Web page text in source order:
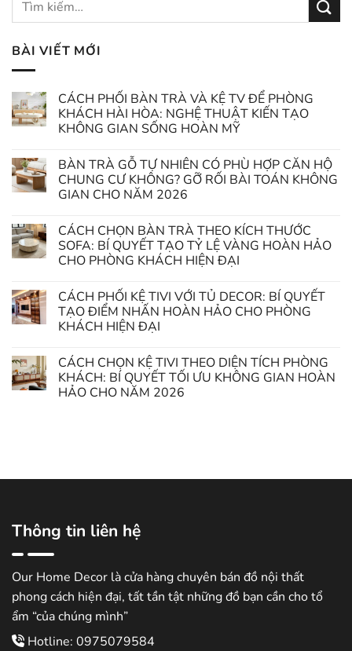
BÀI VIẾT MỚI
CÁCH PHỐI BÀN TRÀ VÀ KỆ TV ĐỂ PHÒNG
KHÁCH HÀI HÒA: NGHỆ THUẬT KIẾN TẠO
KHÔNG GIAN SỐNG HOÀN MỸ
BÀN TRÀ GỖ TỰ NHIÊN CÓ PHÙ HỢP CĂN HỘ
CHUNG CƯ KHÔNG? GỠ RỐI BÀI TOÁN KHÔNG
GIAN CHO NĂM 2026
CÁCH CHỌN BÀN TRÀ THEO KÍCH THƯỚC
SOFA: BÍ QUYẾT TẠO TỶ LỆ VÀNG HOÀN HẢO
CHO PHÒNG KHÁCH HIỆN ĐẠI
CÁCH PHỐI KỆ TIVI VỚI TỦ DECOR: BÍ QUYẾT
TẠO ĐIỂM NHẤN HOÀN HẢO CHO PHÒNG
KHÁCH HIỆN ĐẠI
CÁCH CHỌN KỆ TIVI THEO DIỆN TÍCH PHÒNG
KHÁCH: BÍ QUYẾT TỐI ƯU KHÔNG GIAN HOÀN
HẢO CHO NĂM 2026
Thông tin liên hệ
Our Home Decor là cửa hàng chuyên bán đồ nội thất
phong cách hiện đại, tất tần tật những đồ bạn cần cho tổ
ẩm “của chúng mình”
Hotline: 0975079584